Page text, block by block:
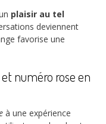
plaisir au tel
deviennent
favorise une
numéro rose en
à une expérience